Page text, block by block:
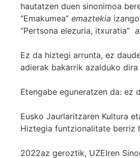
hautatzen duen sinonimoa
“Emakumea” emaztekia
“Pertsona elezuria, itxuratia”
Ez da hiztegi arrunta, ez
adierak bakarrik azalduko
Etengabe eguneratzen da:
Eusko Jaurlaritzaren Kultura
Hiztegia funtzionalitate berriz
2022az geroztik, UZEIren